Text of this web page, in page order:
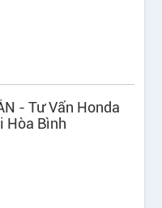
- Tư Vấn Honda
Hòa Bình